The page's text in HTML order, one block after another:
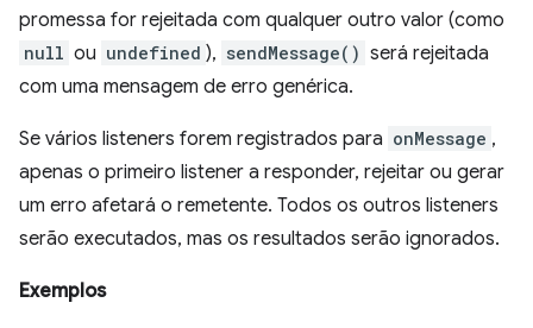
promessa for rejeitada com qualquer outro valor (como
null ou undefined ), sendMessage() será rejeitada
com uma mensagem de erro genérica.
Se vários listeners forem registrados para onMessage ,
apenas o primeiro listener a responder, rejeitar ou gerar
um erro afetará o remetente. Todos os outros listeners
serão executados, mas os resultados serão ignorados.
Exemplos